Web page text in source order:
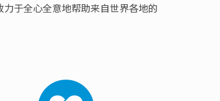
于全心全意地帮助来自世界各地的